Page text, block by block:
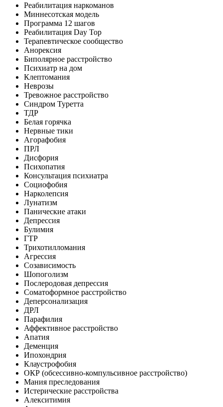
Реабилитация наркоманов
Миннесотская модель
Программа 12 шагов
Реабилитация Day Top
Терапевтическое сообщество
Анорексия
Биполярное расстройство
Психиатр на дом
Клептомания
Неврозы
Тревожное расстройство
Синдром Туретта
ТДР
Белая горячка
Нервные тики
Агорафобия
ПРЛ
Дисфория
Психопатия
Консультация психиатра
Социофобия
Нарколепсия
Лунатизм
Панические атаки
Депрессия
Булимия
ГТР
Трихотилломания
Агрессия
Созависимость
Шопоголизм
Послеродовая депрессия
Соматоформное расстройство
Деперсонализация
ДРЛ
Парафилия
Аффективное расстройство
Апатия
Деменция
Ипохондрия
Клаустрофобия
ОКР (обсессивно-компульсивное расстройство)
Мания преследования
Истерические расстройства
Алекситимия